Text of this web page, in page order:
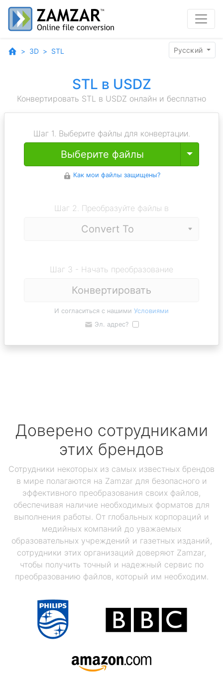
3D STL Pyccĸий
STL в USDZ
Конвертировать STL в USDZ онлайн и бесплатно
Шаг 1. Выберите файлы для конвертации.
Выберите файлы Toggle
Как мои файлы защищены?
Шаг 2. Преобразуйте файлы в
Шаг 3 - Начать преобразование
Конвертировать
И согласиться с нашими Условиями
Эл. адрес?
Доверено сотрудниками
этих брендов
Сотрудники некоторых из самых известных брендов
в мире полагаются на Zamzar для безопасного и
эффективного преобразования своих файлов,
обеспечивая наличие необходимых форматов для
выполнения работы. От глобальных корпораций и
медийных компаний до уважаемых
образовательных учреждений и газетных изданий,
сотрудники этих организаций доверяют Zamzar,
чтобы получить точный и надежный сервис по
преобразованию файлов, который им необходим.